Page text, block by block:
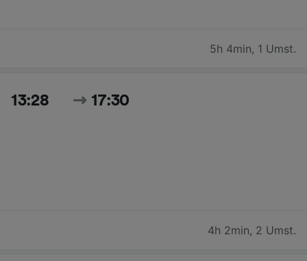
5h 4min, 1 Umst.
13:28 17:30
4h 2min, 2 Umst.